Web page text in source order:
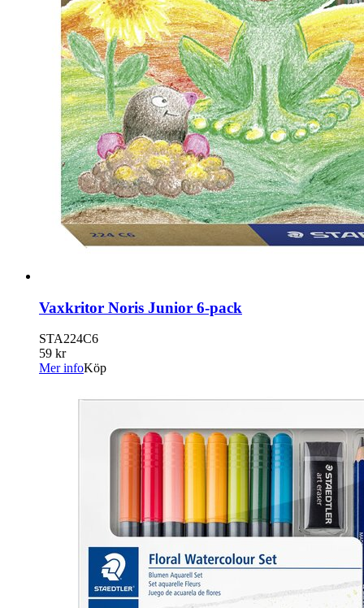
Vaxkritor Noris Junior 6-pack
STA224C6
59 kr
Mer infoKöp